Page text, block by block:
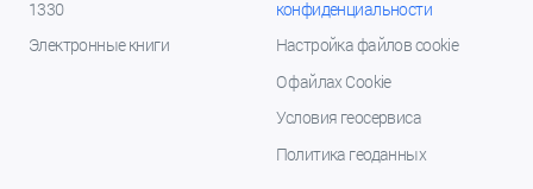
1330
Электронные книги
конфиденциальности
Настройка файлов cookie
О файлах Cookie
Условия геосервиса
Политика геоданных